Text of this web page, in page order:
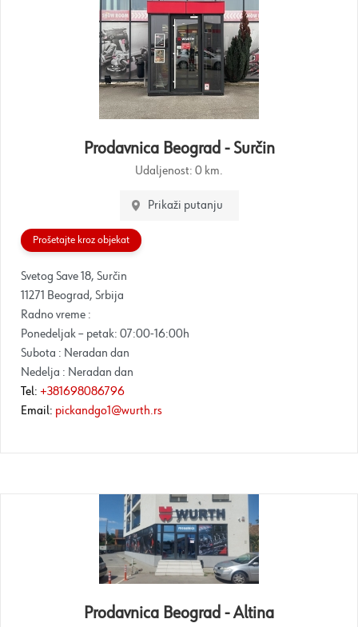
Prodavnica Beograd - Surčin
Udaljenost: 0 km.
Prikaži putanju
Prošetajte kroz objekat
Svetog Save 18, Surčin
11271 Beograd, Srbija
Radno vreme :
Ponedeljak – petak: 07:00-16:00h
Subota : Neradan dan
Nedelja : Neradan dan
Tel: +381698086796
Email: pickandgo1@wurth.rs
Prodavnica Beograd - Altina